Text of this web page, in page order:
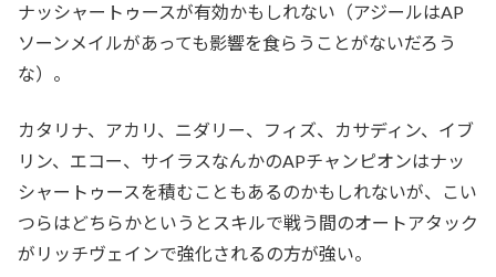
ナッシャートゥースが有効かもしれない（アジールはAP
ソーンメイルがあっても影響を食らうことがないだろう
な）。
カタリナ、アカリ、ニダリー、フィズ、カサディン、イブ
リン、エコー、サイラスなんかのAPチャンピオンはナッ
シャートゥースを積むこともあるのかもしれないが、こい
つらはどちらかというとスキルで戦う間のオートアタック
がリッチヴェインで強化されるの方が強い。